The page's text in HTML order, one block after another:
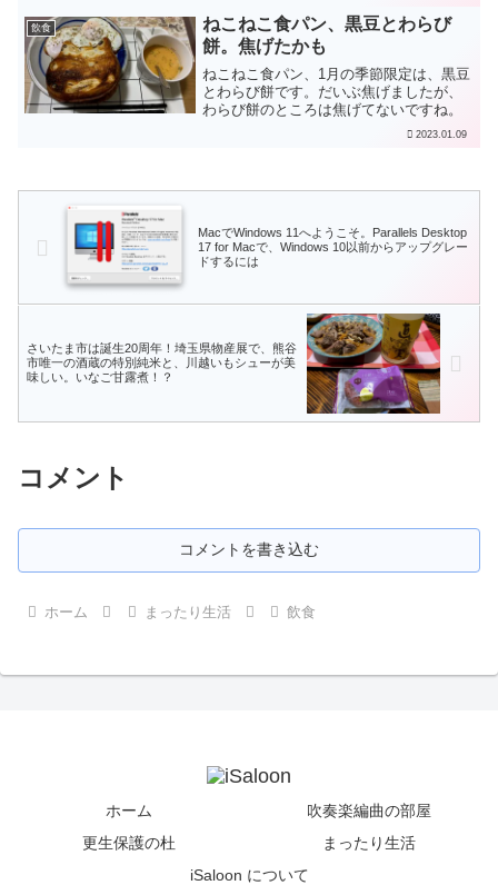
飲食
ねこねこ食パン、黒豆とわらび
餅。焦げたかも
ねこねこ食パン、1月の季節限定は、黒豆
とわらび餅です。だいぶ焦げましたが、
わらび餅のところは焦げてないですね。
2023.01.09
MacでWindows 11へようこそ。Parallels Desktop
17 for Macで、Windows 10以前からアップグレー
ドするには
さいたま市は誕生20周年！埼玉県物産展で、熊谷
市唯一の酒蔵の特別純米と、川越いもシューが美
味しい。いなご甘露煮！？
コメント
コメントを書き込む
ホーム まったり生活 飲食
ホーム
吹奏楽編曲の部屋
更生保護の杜
まったり生活
iSaloon について